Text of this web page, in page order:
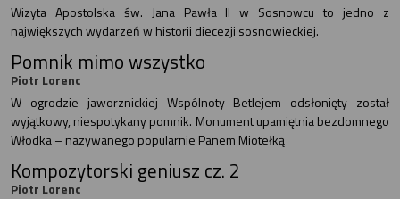
Wizyta Apostolska św. Jana Pawła II w Sosnowcu to jedno z
największych wydarzeń w historii diecezji sosnowieckiej.
Pomnik mimo wszystko
Piotr Lorenc
W ogrodzie jaworznickiej Wspólnoty Betlejem odsłonięty został
wyjątkowy, niespotykany pomnik. Monument upamiętnia bezdomnego
Włodka – nazywanego popularnie Panem Miotełką
Kompozytorski geniusz cz. 2
Piotr Lorenc